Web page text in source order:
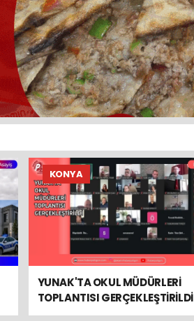
KONYA
YUNAK'TA OKUL MÜDÜRLERİ
TOPLANTISI GERÇEKLEŞTİRİLDİ